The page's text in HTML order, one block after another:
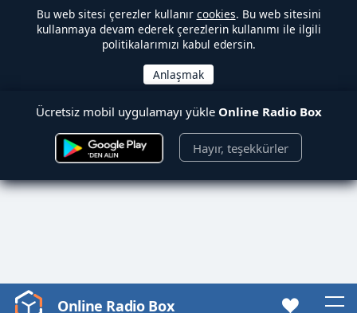
Bu web sitesi çerezler kullanır cookies. Bu web sitesini
kullanmaya devam ederek çerezlerin kullanımı ile ilgili
politikalarımızı kabul edersin.
Ücretsiz mobil uygulamayı yükle Online Radio Box
Hayır, teşekkürler
Online Radio Box